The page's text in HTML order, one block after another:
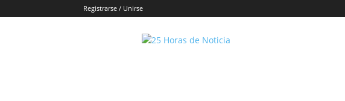
Registrarse / Unirse
25horasdenoticias